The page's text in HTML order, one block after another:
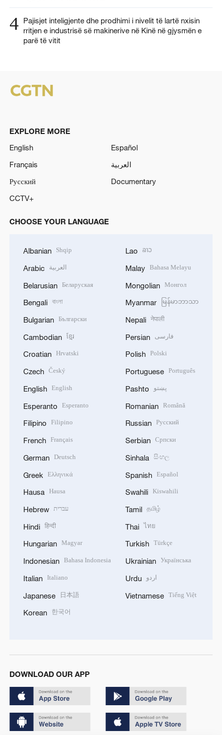
4 Pajisjet inteligjente dhe prodhimi i nivelit të lartë nxisin
rritjen e industrisë së makinerive në Kinë në gjysmën e
parë të vitit
EXPLORE MORE
English
Español
Français
العربية
Русский
Documentary
CCTV+
CHOOSE YOUR LANGUAGE
Albanian Shqip
Arabic العربية
Belarusian Беларуская
Bengali বাংলা
Bulgarian Български
Cambodian ខ្មែរ
Croatian Hrvatski
Czech Český
English English
Esperanto Esperanto
Filipino Filipino
French Français
German Deutsch
Greek Ελληνικά
Hausa Hausa
Hebrew עברית
Hindi हिन्दी
Hungarian Magyar
Indonesian Bahasa Indonesia
Italian Italiano
Japanese 日本語
Korean 한국어
Lao ລາວ
Malay Bahasa Melayu
Mongolian Монгол
Myanmar မြန်မာဘာသာ
Nepali नेपाली
Persian فارسی
Polish Polski
Portuguese Português
Pashto پښتو
Romanian Română
Russian Русский
Serbian Српски
Sinhala සිංහල
Spanish Español
Swahili Kiswahili
Tamil தமிழ்
Thai ไทย
Turkish Türkçe
Ukrainian Українська
Urdu اردو
Vietnamese Tiếng Việt
DOWNLOAD OUR APP